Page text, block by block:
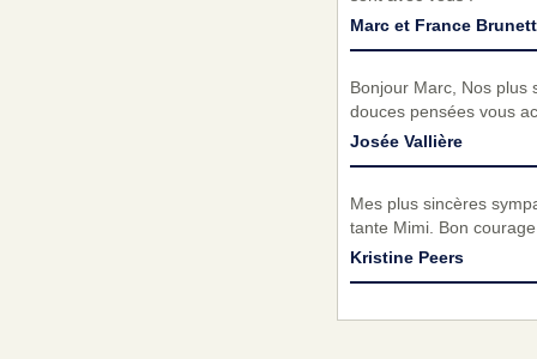
Marc et France
Bonjour Marc, Nos plus
douces pensées vous
Josée Vallière
Mes plus sincères
tante Mimi. Bon
Kristine Peers